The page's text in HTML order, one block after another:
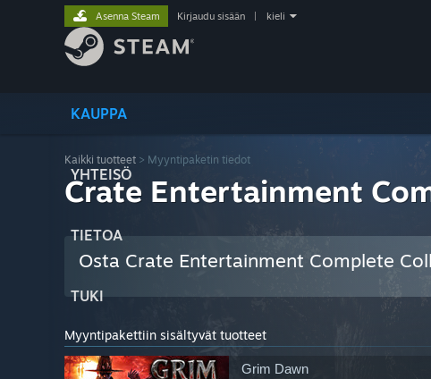
KAUPPA
YHTEISÖ
TIETOA
TUKI
Asenna Steam Kirjaudu sisään kieli
Kaikki tuotteet > Myyntipaketin tiedot
Crate Entertainment
Osta Crate Entertainment Complete
Myyntipakettiin sisältyvät tuotteet
Grim Dawn